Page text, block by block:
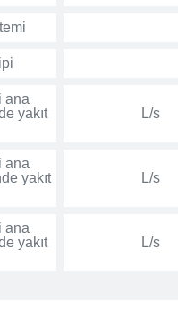
ana
yakıt
L/s
ana
yakıt
L/s
ana
yakıt
L/s